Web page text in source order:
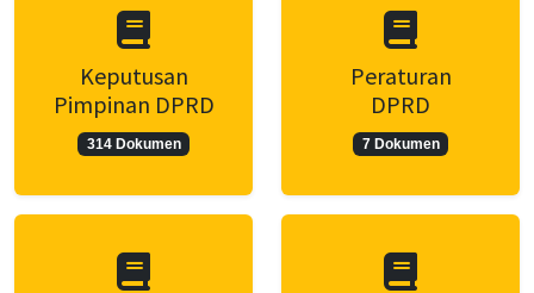
Keputusan
Pimpinan DPRD
314 Dokumen
Peraturan
DPRD
7 Dokumen